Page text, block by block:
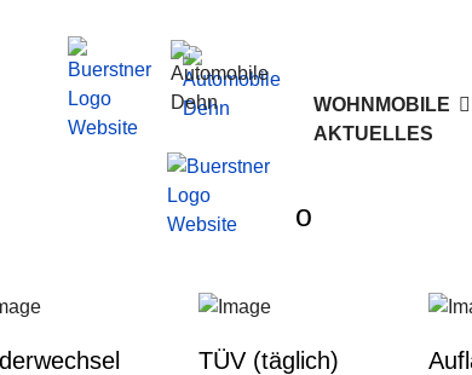
WOHNMOBILE
AKTUELLES
für dein Wohmobil
TÜV (täglich)